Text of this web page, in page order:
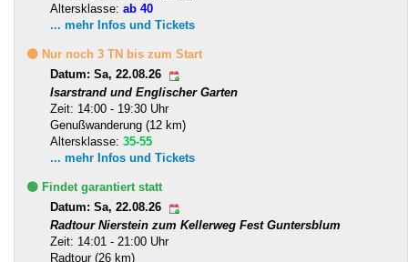
Altersklasse: ab 40
... mehr Infos und Tickets
🟡 Nur noch 3 TN bis zum Start
Datum: Sa, 22.08.26
Isarstrand und Englischer Garten
Zeit: 14:00 - 19:30 Uhr
Genußwanderung (12 km)
Altersklasse: 35-55
... mehr Infos und Tickets
🟢 Findet garantiert statt
Datum: Sa, 22.08.26
Radtour Nierstein zum Kellerweg Fest Guntersblum
Zeit: 14:01 - 21:00 Uhr
Radtour (26 km)